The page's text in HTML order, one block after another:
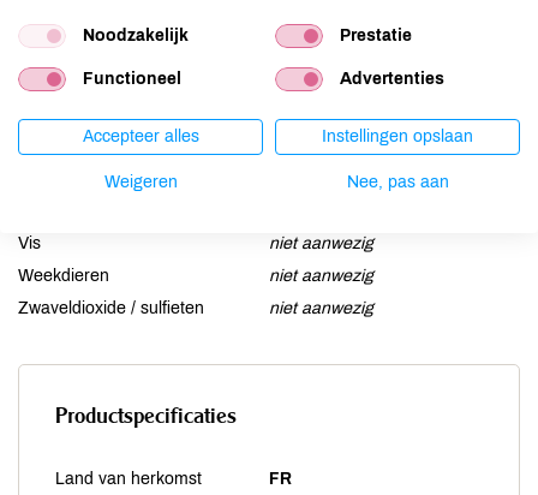
Lupine
kan bevatten
Noten
kan bevatten
Schaaldieren
niet aanwezig
Selderij
niet aanwezig
kan bevatten
Vis
niet aanwezig
Weekdieren
niet aanwezig
Zwaveldioxide / sulfieten
niet aanwezig
Productspecificaties
Land van herkomst FR
Noodzakelijk Prestatie
Functioneel Advertenties
Accepteer alles Instellingen opslaan
Weigeren Nee, pas aan